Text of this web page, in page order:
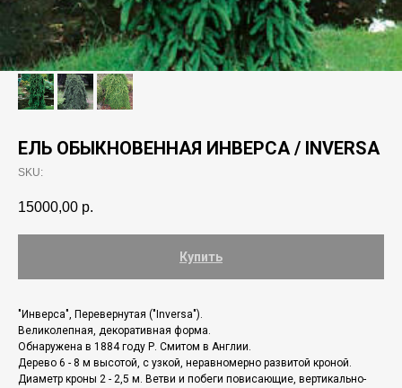
ЕЛЬ ОБЫКНОВЕННАЯ ИНВЕРСА / INVERSA
SKU:
15000,00 р.
Купить
"Инверса", Перевернутая ("Inversa").
Великолепная, декоративная форма.
Обнаружена в 1884 году Р. Смитом в Англии.
Дерево 6 - 8 м высотой, с узкой, неравномерно развитой кроной.
Диаметр кроны 2 - 2,5 м. Ветви и побеги повисающие, вертикальнo-